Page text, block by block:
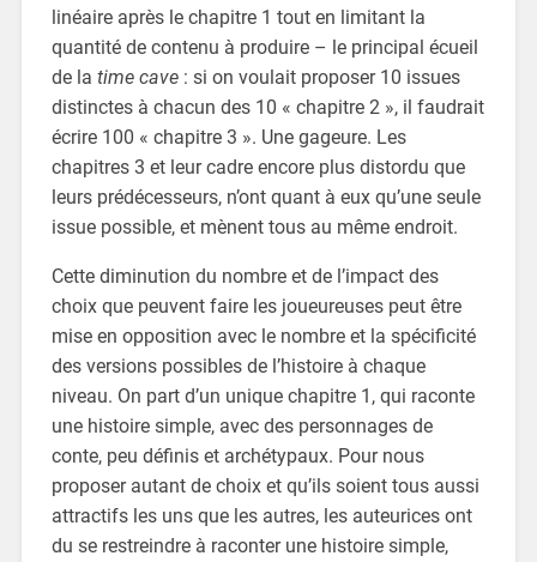
linéaire après le chapitre 1 tout en limitant la
quantité de contenu à produire – le principal écueil
de la time cave: si on voulait proposer 10 issues
distinctes à chacun des 10 « chapitre 2 », il faudrait
écrire 100 « chapitre 3 ». Une gageure. Les
chapitres 3 et leur cadre encore plus distordu que
leurs prédécesseurs, n’ont quant à eux qu’une seule
issue possible, et mènent tous au même endroit.
Cette diminution du nombre et de l’impact des
choix que peuvent faire les joueureuses peut être
mise en opposition avec le nombre et la spécificité
des versions possibles de l’histoire à chaque
niveau. On part d’un unique chapitre 1, qui raconte
une histoire simple, avec des personnages de
conte, peu définis et archétypaux. Pour nous
proposer autant de choix et qu’ils soient tous aussi
attractifs les uns que les autres, les auteurices ont
du se restreindre à raconter une histoire simple,